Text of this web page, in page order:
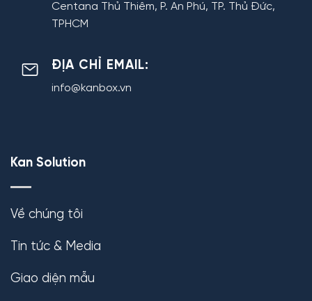
Centana Thủ Thiêm, P. An Phú, TP. Thủ Đức,
TPHCM
ĐỊA CHỈ EMAIL:
info@kanbox.vn
Kan Solution
Về chúng tôi
Tin tức & Media
Giao diện mẫu